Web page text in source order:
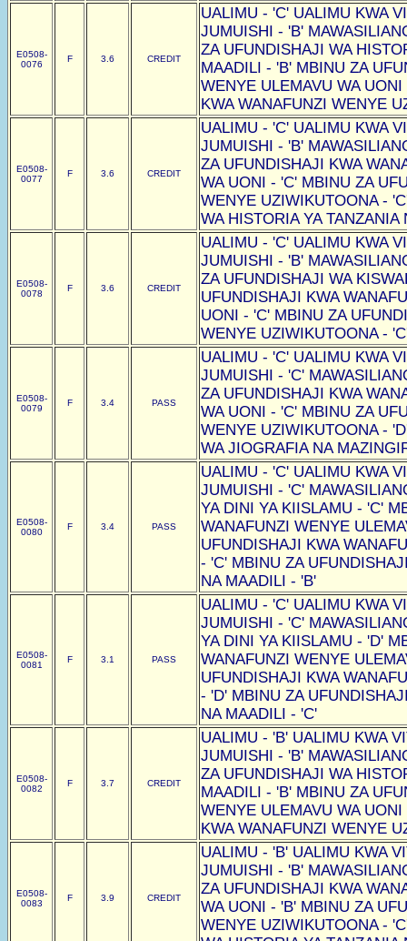
E0508-
0076
F 3.6 CREDIT
UALIMU - 'C' UALIMU KWA
JUMUISHI - 'B'
ZA UFUNDISHAJI WA
MAADILI - 'B' MBINU ZA
WENYE ULEMAVU WA
KWA WANAFUNZI WENYE
E0508-
0077
F 3.6 CREDIT
UALIMU - 'C' UALIMU KWA
JUMUISHI - 'B'
ZA UFUNDISHAJI KWA
WA UONI - 'C' MBINU ZA
WENYE UZIWIKUTOONA -
WA HISTORIA YA TANZANIA
E0508-
0078
F 3.6 CREDIT
UALIMU - 'C' UALIMU KWA
JUMUISHI - 'B'
ZA UFUNDISHAJI WA
UFUNDISHAJI KWA
UONI - 'C' MBINU ZA
WENYE UZIWIKUTOONA -
E0508-
0079
F 3.4 PASS
UALIMU - 'C' UALIMU KWA
JUMUISHI - 'C'
ZA UFUNDISHAJI KWA
WA UONI - 'C' MBINU ZA
WENYE UZIWIKUTOONA -
WA JIOGRAFIA NA
E0508-
0080
F 3.4 PASS
UALIMU - 'C' UALIMU KWA
JUMUISHI - 'C'
YA DINI YA KIISLAMU - 'C'
WANAFUNZI WENYE
UFUNDISHAJI KWA
- 'C' MBINU ZA
NA MAADILI - 'B'
E0508-
0081
F 3.1 PASS
UALIMU - 'C' UALIMU KWA
JUMUISHI - 'C'
YA DINI YA KIISLAMU - 'D'
WANAFUNZI WENYE
UFUNDISHAJI KWA
- 'D' MBINU ZA
NA MAADILI - 'C'
E0508-
0082
F 3.7 CREDIT
UALIMU - 'B' UALIMU KWA
JUMUISHI - 'B'
ZA UFUNDISHAJI WA
MAADILI - 'B' MBINU ZA
WENYE ULEMAVU WA
KWA WANAFUNZI WENYE
E0508-
0083
F 3.9 CREDIT
UALIMU - 'B' UALIMU KWA
JUMUISHI - 'B'
ZA UFUNDISHAJI KWA
WA UONI - 'B' MBINU ZA
WENYE UZIWIKUTOONA -